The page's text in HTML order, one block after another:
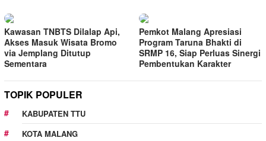
Kawasan TNBTS Dilalap Api,
Akses Masuk Wisata Bromo
via Jemplang Ditutup
Sementara
Pemkot Malang Apresiasi
Program Taruna Bhakti di
SRMP 16, Siap Perluas Sinergi
Pembentukan Karakter
TOPIK POPULER
KABUPATEN TTU
KOTA MALANG